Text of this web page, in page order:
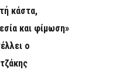
κάστα,
και φίμωση»
ο